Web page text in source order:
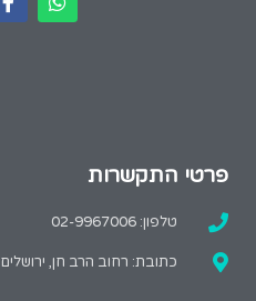
פרטי התקשרות
טלפון: 02-9967006
כתובת: רחוב הרב חן, ירושלים